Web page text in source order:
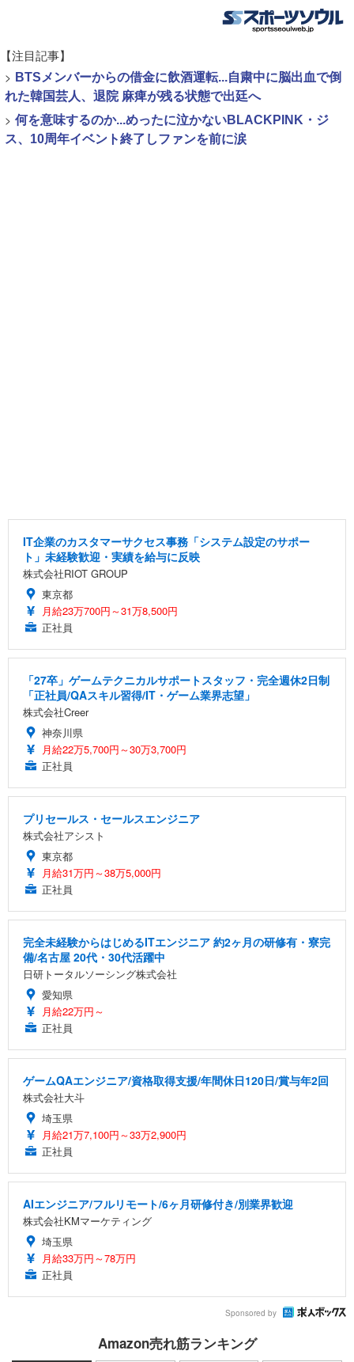
【注目記事】
> BTSメンバーからの借金に飲酒運転...自粛中に脳出血で倒
れた韓国芸人、退院 麻痺が残る状態で出廷へ
> 何を意味するのか...めったに泣かないBLACKPINK・ジ
ス、10周年イベント終了しファンを前に涙
IT企業のカスタマーサクセス事務「システム設定のサポー
ト」未経験歓迎・実績を給与に反映
株式会社RIOT GROUP
東京都
月給23万700円～31万8,500円
正社員
「27卒」ゲームテクニカルサポートスタッフ・完全週休2日制
「正社員/QAスキル習得/IT・ゲーム業界志望」
株式会社Creer
神奈川県
月給22万5,700円～30万3,700円
正社員
プリセールス・セールスエンジニア
株式会社アシスト
東京都
月給31万円～38万5,000円
正社員
完全未経験からはじめるITエンジニア 約2ヶ月の研修有・寮完
備/名古屋 20代・30代活躍中
日研トータルソーシング株式会社
愛知県
月給22万円～
正社員
ゲームQAエンジニア/資格取得支援/年間休日120日/賞与年2回
株式会社大斗
埼玉県
月給21万7,100円～33万2,900円
正社員
AIエンジニア/フルリモート/6ヶ月研修付き/別業界歓迎
株式会社KMマーケティング
埼玉県
月給33万円～78万円
正社員
Sponsored by
Amazon売れ筋ランキング